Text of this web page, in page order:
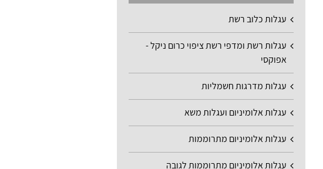
עגלות כלוב רשת
עגלות רשת ומדפי רשת ציפוי כרום ניקל -
אפוקסי
עגלות מדרגות חשמליות
עגלות אלומיניום ועגלות משא
עגלות אלומיניום מתרוממות
עגלות אלומיניום מתרוממות לגובה